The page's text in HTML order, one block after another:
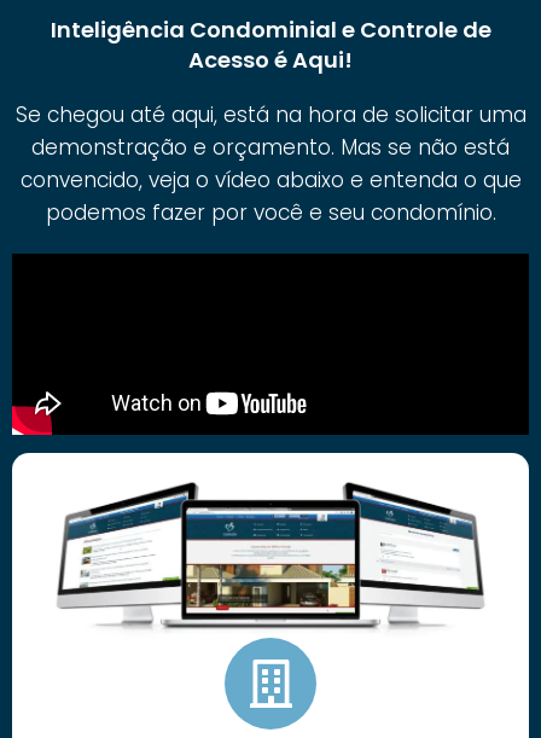
Inteligência Condominial e Controle de
Acesso é Aqui!
Se chegou até aqui, está na hora de solicitar uma
demonstração e orçamento. Mas se não está
convencido, veja o vídeo abaixo e entenda o que
podemos fazer por você e seu condomínio.